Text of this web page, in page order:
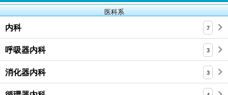
医科系
内科 7
呼吸器内科 3
消化器内科 3